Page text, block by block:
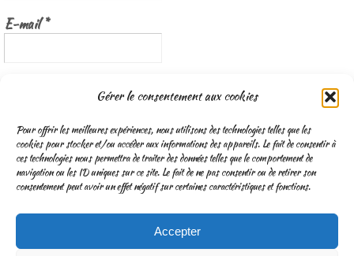
Gérer le consentement aux cookies
Pour offrir les meilleures expériences, nous utilisons des technologies telles que les
cookies pour stocker et/ou accéder aux informations des appareils. Le fait de consentir à
ces technologies nous permettra de traiter des données telles que le comportement de
navigation ou les ID uniques sur ce site. Le fait de ne pas consentir ou de retirer son
consentement peut avoir un effet négatif sur certaines caractéristiques et fonctions.
Accepter
E-mail*
Nous gardons vos données privées et ne les partageons qu’avec les
tierces parties qui rendent ce service possible.Lisez notre politique de
confidentialité
CGV